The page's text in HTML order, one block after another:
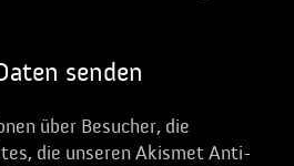
senden
über Besucher, die
die unseren Akismet Anti-